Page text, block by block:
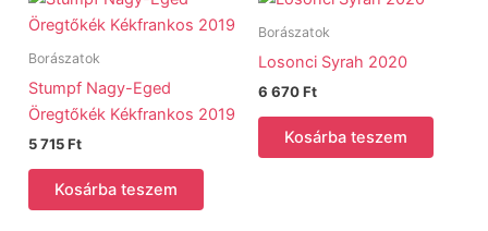
Borászatok
Stumpf Nagy-Eged
Öregtőkék Kékfrankos 2019
5 715Ft
Kosárba teszem
Borászatok
Losonci Syrah 2020
6 670Ft
Kosárba teszem